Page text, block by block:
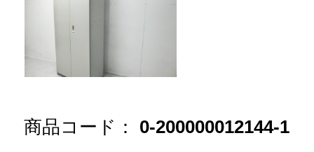
商品コード： 0-200000012144-1